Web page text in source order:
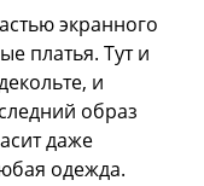
экранного
платья. Тут и
и
образ
даже
одежда.